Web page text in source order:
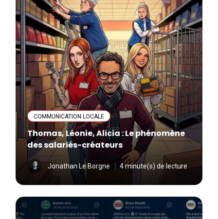
COMMUNICATION LOCALE
Thomas, Léonie, Alicia : Le phénomène
des salariés-créateurs
Jonathan Le Borgne 4 minute(s) de lecture